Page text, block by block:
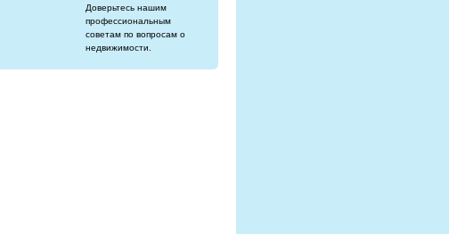
Доверьтесь нашим
профессиональным
советам по вопросам о
недвижимости.